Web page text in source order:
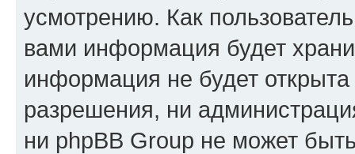
усмотрению. Как
вами информация будет
информация не будет
разрешения, ни
ни phpBB Group не может